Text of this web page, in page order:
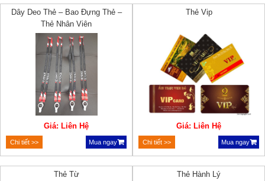
Dây Deo Thẻ – Bao Đựng Thẻ –
Thẻ Nhân Viên
Giá: Liên Hệ
Chi tiết >> Mua ngay
Thẻ Vip
Giá: Liên Hệ
Chi tiết >> Mua ngay
Thẻ Từ Thẻ Hành Lý